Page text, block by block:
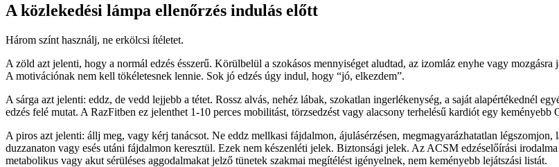
A közlekedési lámpa ellenőrzés indulás előtt
Három színt használj, ne erkölcsi ítéletet.
A zöld azt jelenti, hogy a normál edzés ésszerű. Körülbelül a szokásos mennyiséget aludtad, az izomláz enyhe vagy
A motivációnak nem kell tökéletesnek lennie. Sok jó edzés úgy indul, hogy “jó, elkezdem”.
A sárga azt jelenti: eddz, de vedd lejjebb a tétet. Rossz alvás, nehéz lábak, szokatlan ingerlékenység, a saját alapértékednél
edzés felé mutat. A RazFitben ez jelenthet 1-10 perces mobilitást, törzsedzést vagy alacsony terhelésű kardiót egy
A piros azt jelenti: állj meg, vagy kérj tanácsot. Ne eddz mellkasi fájdalmon, ájulásérzésen, megmagyarázhatatlan
duzzanaton vagy esés utáni fájdalmon keresztül. Ezek nem készenléti jelek. Biztonsági jelek. Az ACSM edzéselőírási
metabolikus vagy akut sérüléses aggodalmakat jelző tünetek szakmai megítélést igényelnek, nem keményebb lejátszási listát.